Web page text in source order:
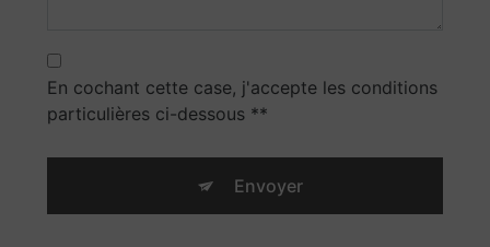
En cochant cette case, j'accepte les conditions
particulières ci-dessous **
Envoyer